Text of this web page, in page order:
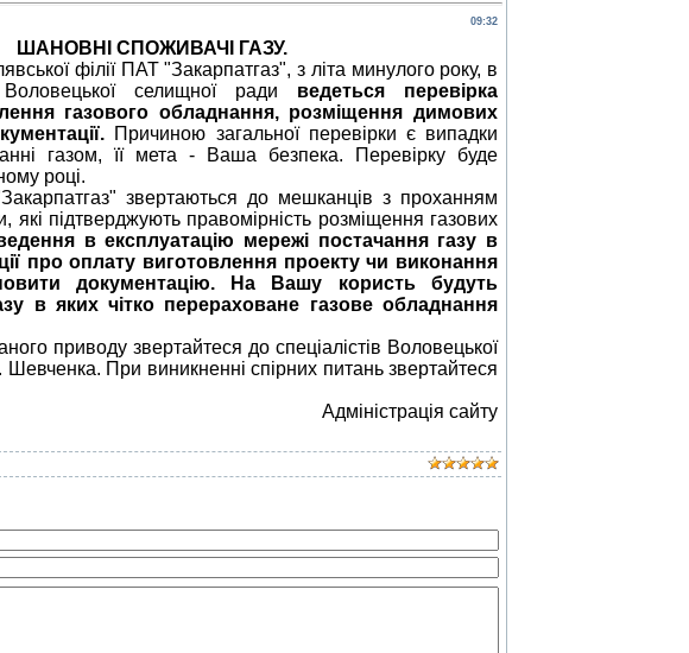
09:32
ШАНОВНІ СПОЖИВАЧІ ГАЗУ.
філії ПАТ"Закарпатгаз", з літа минулого року, в
селищної ради ведеться перевірка
газового обладнання, розміщення димових
. Причиною загальноїперевірки є випадки
газом, її мета - Ваша безпека. Перевірку буде
році.
звертаються до мешканців з проханням
які підтверджують правомірність розміщення газових
в експлуатацію мережі постачання газу в
про оплату виготовлення проекту чи виконання
документацію. На Вашу користь будуть
в яких чітко перераховане газове обладнання
приводу звертайтеся до спеціалістів Воловецької
При виникненні спірних питань звертайтеся
Адміністрація сайту